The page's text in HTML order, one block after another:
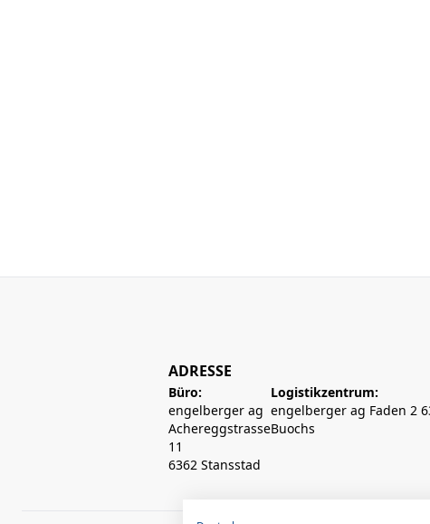
ADRESSE
Büro:
engelberger ag
Achereggstrasse
11
6362 Stansstad
Logistikzentrum:
engelberger ag Faden 2
Buochs